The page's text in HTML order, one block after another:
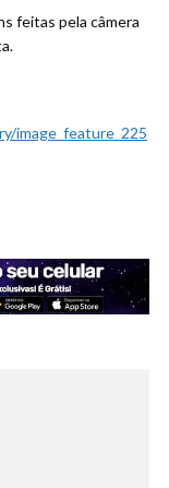
feitas pela câmera
image_feature_225